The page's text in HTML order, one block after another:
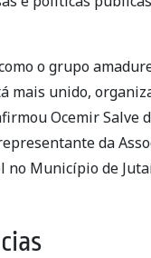
o grupo
mais unido,
Ocemir Salve
da
Município de Jutaí